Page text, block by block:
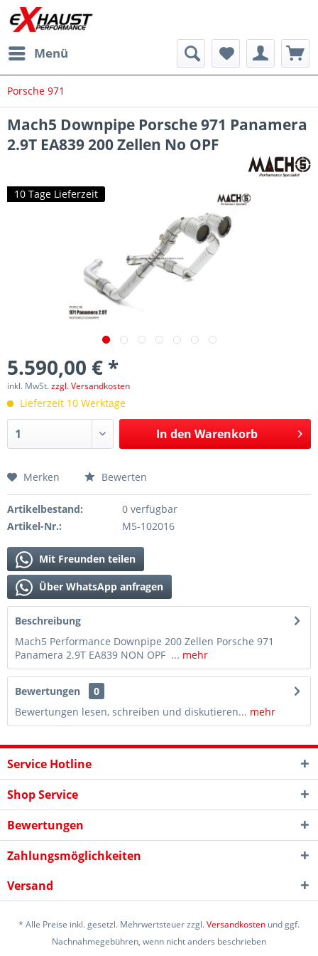
Menü
Porsche 971
Mach5 Downpipe Porsche 971 Panamera
2.9T EA839 200 Zellen No OPF
10 Tage Lieferzeit
5.590,00 € *
inkl. MwSt.zzgl. Versandkosten
Lieferzeit 10 Werktage
In den Warenkorb
Merken Bewerten
Artikelbestand:
0 verfügbar
Artikel-Nr.:
M5-102016
Mit Freunden teilen
Über WhatsApp anfragen
Beschreibung
Mach5 Performance Downpipe 200 Zellen Porsche 971
Panamera 2.9T EA839 NON OPF ... mehr
Bewertungen
0
Bewertungen lesen, schreiben und diskutieren... mehr
Service Hotline
Shop Service
Bewertungen
Zahlungsmöglichkeiten
Versand
* Alle Preise inkl. gesetzl. Mehrwertsteuer zzgl.Versandkosten und ggf.
Nachnahmegebühren, wenn nicht anders beschrieben